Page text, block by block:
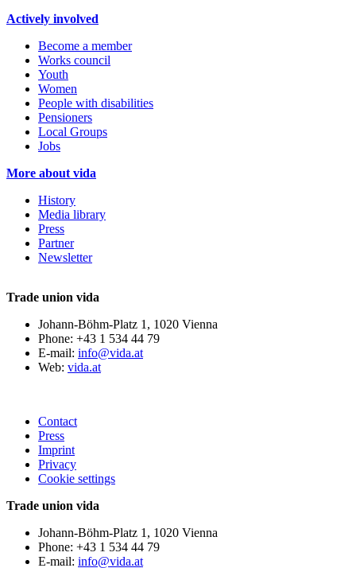
Actively involved
Become a member
Works council
Youth
Women
People with disabilities
Pensioners
Local Groups
Jobs
More about vida
History
Media library
Press
Partner
Newsletter
Trade union vida
Johann-Böhm-Platz 1, 1020 Vienna
Phone: +43 1 534 44 79
E-mail: info@vida.at
Web: vida.at
Contact
Press
Imprint
Privacy
Cookie settings
Trade union vida
Johann-Böhm-Platz 1, 1020 Vienna
Phone: +43 1 534 44 79
E-mail: info@vida.at